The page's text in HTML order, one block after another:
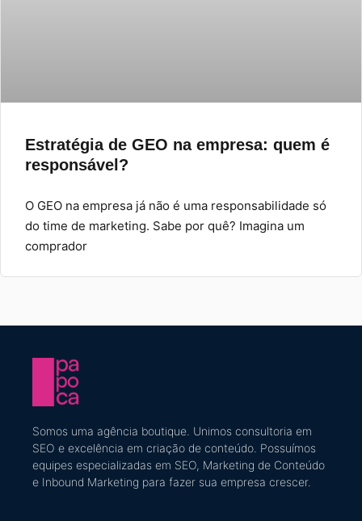
Estratégia de GEO na empresa: quem é
responsável?
O GEO na empresa já não é uma responsabilidade só
do time de marketing. Sabe por quê? Imagina um
comprador
Somos uma agência boutique. Unimos consultoria em
SEO e excelência em criação de conteúdo ​. Possuímos
equipes especializadas em SEO, Marketing de Conteúdo
e Inbound Marketing para fazer sua empresa crescer.